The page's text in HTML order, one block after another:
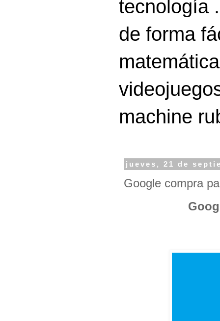
tecnología
de forma
machine
jueves, 21 de
Google compra